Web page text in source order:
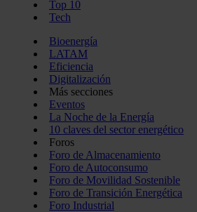
Top 10
Tech
Bioenergía
LATAM
Eficiencia
Digitalización
Más secciones
Eventos
La Noche de la Energía
10 claves del sector energético
Foros
Foro de Almacenamiento
Foro de Autoconsumo
Foro de Movilidad Sostenible
Foro de Transición Energética
Foro Industrial